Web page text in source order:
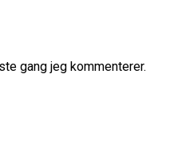
gang jeg kommenterer.